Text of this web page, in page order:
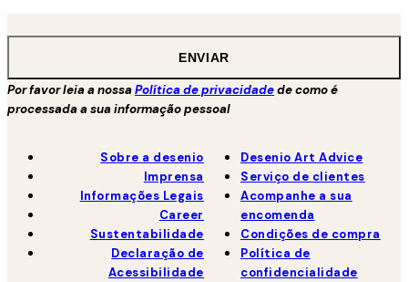
ENVIAR
Por favor leia a nossaPolítica de privacidadede como é
processada a sua informação pessoal
Sobre a desenio
Imprensa
Informações Legais
Career
Sustentabilidade
Declaração de
Acessibilidade
Desenio Art Advice
Serviço de clientes
Acompanhe a sua
encomenda
Condições de compra
Política de
confidencialidade